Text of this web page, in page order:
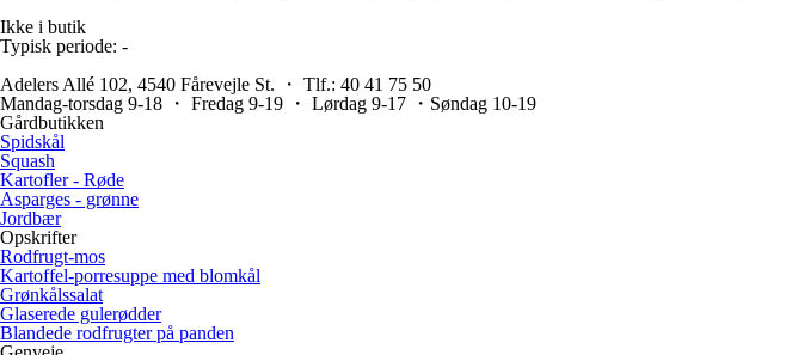
Ikke i butik
Typisk periode: -
Adelers Allé 102, 4540 Fårevejle St. ・ Tlf.: 40 41 75 50
Mandag-torsdag 9-18 ・ Fredag 9-19 ・ Lørdag 9-17 ・Søndag 10-19
Gårdbutikken
Spidskål
Squash
Kartofler - Røde
Asparges - grønne
Jordbær
Opskrifter
Rodfrugt-mos
Kartoffel-porresuppe med blomkål
Grønkålssalat
Glaserede gulerødder
Blandede rodfrugter på panden